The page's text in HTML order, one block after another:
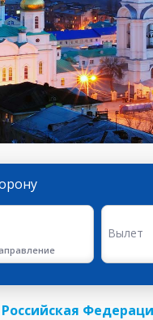
Вылет
Российская